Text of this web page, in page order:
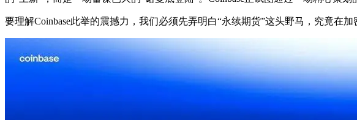
要理解Coinbase此举的震撼力，我们必须先弄明白“永续期货”这头野马，究竟在加